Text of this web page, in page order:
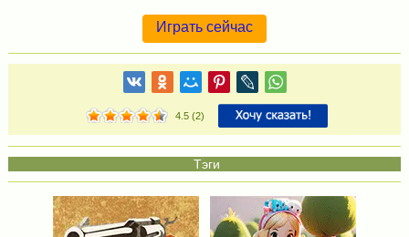
Играть сейчас
4.5(2)